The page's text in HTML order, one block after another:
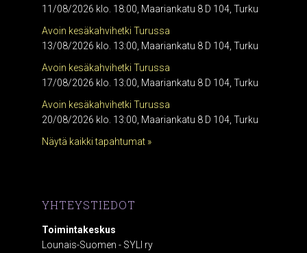
11/08/2026 klo. 18:00, Maariankatu 8 D 104, Turku
Avoin kesäkahvihetki Turussa
13/08/2026 klo. 13:00, Maariankatu 8 D 104, Turku
Avoin kesäkahvihetki Turussa
17/08/2026 klo. 13:00, Maariankatu 8 D 104, Turku
Avoin kesäkahvihetki Turussa
20/08/2026 klo. 13:00, Maariankatu 8 D 104, Turku
Näytä kaikki tapahtumat »
YHTEYSTIEDOT
Toimintakeskus
Lounais-Suomen - SYLI ry